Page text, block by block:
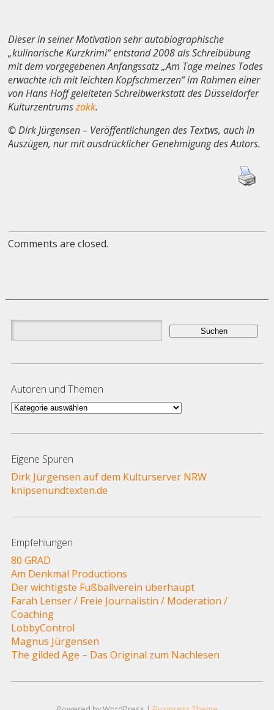
Dieser in seiner Motivation sehr autobiographische
„kulinarische Kurzkrimi“ entstand 2008 als Schreibübung
mit dem vorgegebenen Anfangssatz „Am Tage meines Todes
erwachte ich mit leichten Kopfschmerzen“ im Rahmen einer
von Hans Hoff geleiteten Schreibwerkstatt des Düsseldorfer
Kulturzentrumszakk.
© Dirk Jürgensen – Veröffentlichungen des Textws, auch in
Auszügen, nur mit ausdrücklicher Genehmigung des Autors.
Comments are closed.
Suchen
nach:
Autoren und Themen
Autoren
Themen
Eigene Spuren
Dirk Jürgensen auf dem Kulturserver NRW
knipsenundtexten.de
Empfehlungen
80 GRAD
Am Denkmal Productions
Der wichtigste Fußballverein überhaupt
Farah Lenser / Freie Journalistin / Moderation /
Coaching
LobbyControl
Magnus Jürgensen
The gilded Age – Das Original zum Nachlesen